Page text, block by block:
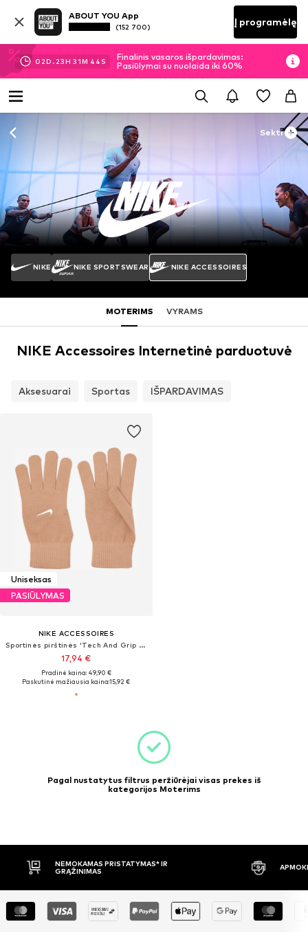
ABOUT YOU App
(152 700) Į programėlę
02D. 23H 31M 43 S
Finalinis vasaros išpardavimas:
Pasiūlymai su nuolaida iki 60%
Sekti
NIKE NIKE SPORTSWEAR NIKE ACCESSOIRES
MOTERIMS VYRAMS
NIKE Accessoires Internetinė parduotuvė
Aksesuarai Sportas IŠPARDAVIMAS
Uniseksas
PASIŪLYMAS
NIKE ACCESSOIRES
Sportinės pirštinės 'Tech And Grip 3.0'
17,94 €
Pradinė kaina: 49,90 €
Paskutinė mažiausia kaina:15,92 €
Pagal nustatytus filtrus peržiūrėjai visas prekes iš
kategorijos Moterims
NEMOKAMAS PRISTATYMAS* IR
GRĄŽINIMAS